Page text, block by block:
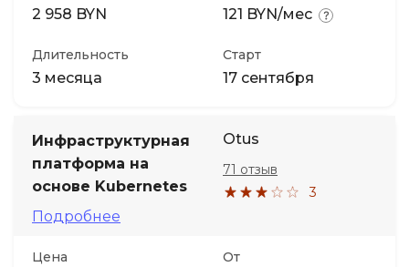
2 958 BYN 121 BYN/мес
Длительность
3 месяца
Старт
17 сентября
Инфраструктурная
платформа на
основе Kubernetes
Подробнее
Otus
3
71 отзыв
Цена От